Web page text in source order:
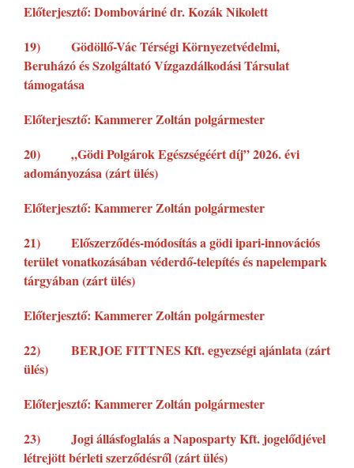
Előterjesztő: Dombováriné dr. Kozák Nikolett
19) Gödöllő-Vác Térségi Környezetvédelmi,
Beruházó és Szolgáltató Vízgazdálkodási Társulat
támogatása
Előterjesztő: Kammerer Zoltán polgármester
20) „Gödi Polgárok Egészségéért díj” 2026. évi
adományozása (zárt ülés)
Előterjesztő: Kammerer Zoltán polgármester
21) Előszerződés-módosítás a gödi ipari-innovációs
terület vonatkozásában véderdő-telepítés és napelempark
tárgyában (zárt ülés)
Előterjesztő: Kammerer Zoltán polgármester
22) BERJOE FITTNES Kft. egyezségi ajánlata (zárt
ülés)
Előterjesztő: Kammerer Zoltán polgármester
23) Jogi állásfoglalás a Naposparty Kft. jogelődjével
létrejött bérleti szerződésről (zárt ülés)